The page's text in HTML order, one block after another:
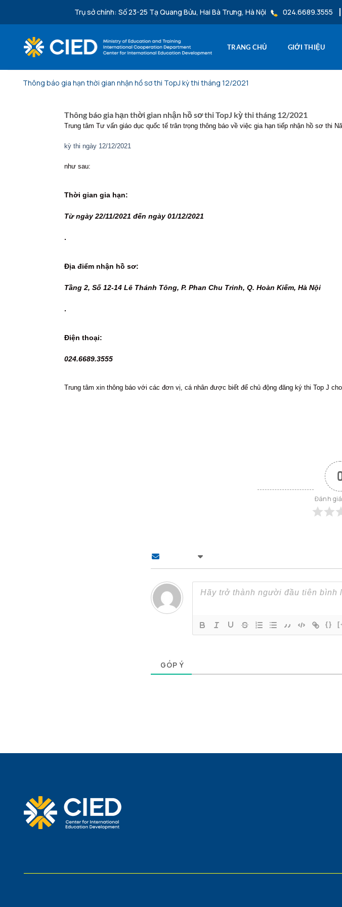
Trụ sở chính: Số 23-25 Tạ Quang Bửu, Hai Bà Trưng, Hà Nội 024.6689.3555
TRANG CHỦ GIỚI THIỆU
Thông báo gia hạn thời gian nhận hồ sơ thi TopJ kỳ thi tháng 12/2021
Thông báo gia hạn thời gian nhận hồ sơ thi TopJ kỳ thi tháng 12/2021
Trung tâm Tư vấn giáo dục quốc tế trân trọng thông báo về việc gia hạn tiếp nhận hồ sơ thi
kỳ thi ngày 12/12/2021
như sau:
Thời gian gia hạn:
Từ ngày 22/11/2021 đến ngày 01/12/2021
.
Địa điểm nhận hồ sơ:
Tầng 2, Số 12-14 Lê Thánh Tông, P. Phan Chu Trinh, Q. Hoàn Kiếm, Hà Nội
.
Điện thoại:
024.6689.3555
Trung tâm xin thông báo với các đơn vị, cá nhân được biết để chủ động đăng ký thi Top J
Đánh
{}
GÓP Ý